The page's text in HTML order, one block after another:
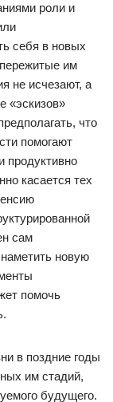
роли и
себя в новых
им
не исчезают, а
«эскизов»
что
помогают
продуктивно
касается тех
сам
новую
помочь
в поздние годы
им стадий,
будущего.